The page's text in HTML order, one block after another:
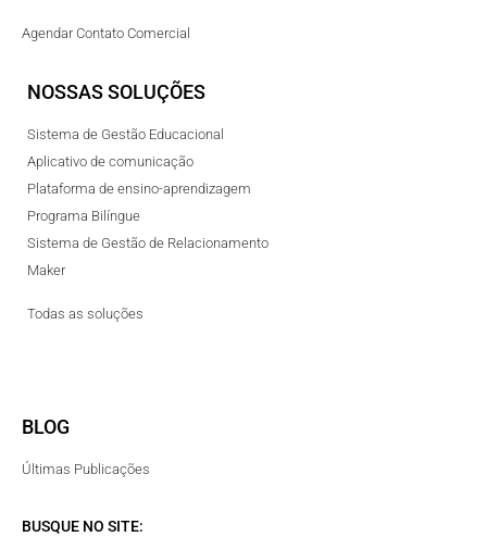
Agendar Contato Comercial
NOSSAS SOLUÇÕES
Sistema de Gestão Educacional
Aplicativo de comunicação
Plataforma de ensino-aprendizagem
Programa Bilíngue
Sistema de Gestão de Relacionamento
Maker
Todas as soluções
BLOG
Últimas Publicações
BUSQUE NO SITE: